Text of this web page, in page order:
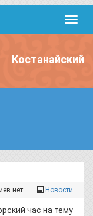
Костанайский
нет Новости
час на тему